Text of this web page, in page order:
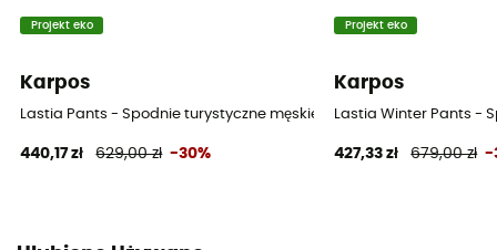
Projekt eko
Karpos
Lastia Pants - Spodnie turystyczne męskie
440,17 zł 629,00 zł -30%
Projekt eko
Karpos
Lastia Winter Pants -
427,33 zł 679,00 zł -